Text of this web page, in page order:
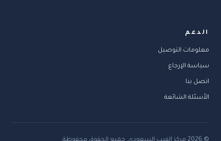
الدعم
معلومات التوصيل
سياسة الإرجاع
اتصل بنا
الأسئلة الشائعة